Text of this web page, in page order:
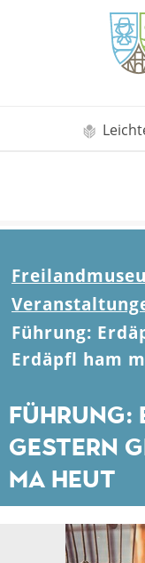
Führung:
Erdäpfl ham
Führung:
gestern
ma heut